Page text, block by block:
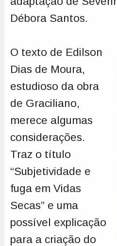
Débora Santos.
O texto de Edilson
Dias de Moura,
estudioso da obra
de Graciliano,
merece algumas
considerações.
Traz o título
“Subjetividade e
fuga em Vidas
Secas” e uma
possível explicação
para a criação do